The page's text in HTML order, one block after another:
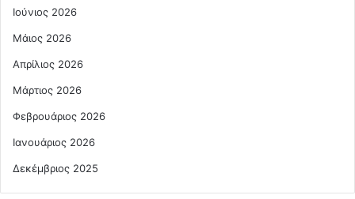
Ιούνιος 2026
Μάιος 2026
Απρίλιος 2026
Μάρτιος 2026
Φεβρουάριος 2026
Ιανουάριος 2026
Δεκέμβριος 2025